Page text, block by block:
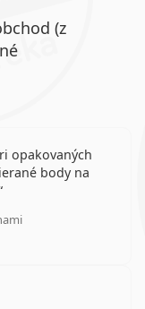
(z
opakovaných
body na